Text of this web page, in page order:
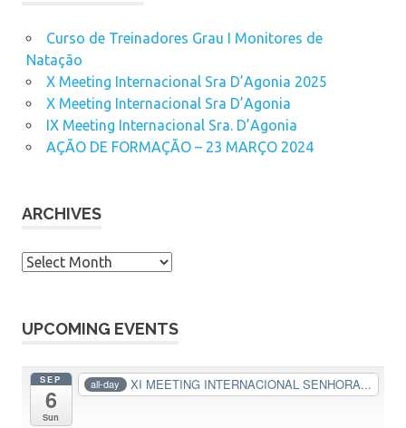
Curso de Treinadores Grau I Monitores de
Natação
X Meeting Internacional Sra D’Agonia 2025
X Meeting Internacional Sra D’Agonia
IX Meeting Internacional Sra. D’Agonia
AÇÃO DE FORMAÇÃO – 23 MARÇO 2024
ARCHIVES
A
h
v
UPCOMING EVENTS
SEP
6
Sun
all-day XI MEETING INTERNACIONAL SENHORA...